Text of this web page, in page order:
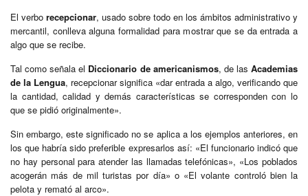
El verbo recepcionar, usado sobre todo en los ámbitos administrativo y
mercantil, conlleva alguna formalidad para mostrar que se da entrada a
algo que se recibe.
Tal como señala el Diccionario de americanismos, de lasAcademias
de la Lengua, recepcionar significa «dar entrada a algo, verificando que
la cantidad, calidad y demás características se corresponden con lo
que se pidió originalmente».
Sin embargo, este significado no se aplica a los ejemplos anteriores, en
los que habría sido preferible expresarlos así: «El funcionario indicó que
no hay personal para atender las llamadas telefónicas», «Los poblados
acogerán más de mil turistas por día» o «El volante controló bien la
pelota y remató al arco».